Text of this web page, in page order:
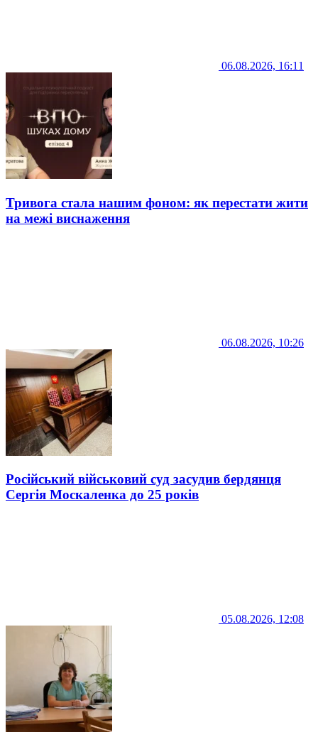
06.08.2026, 16:11
Тривога стала нашим фоном: як перестати жити
на межі виснаження
06.08.2026, 10:26
Російський військовий суд засудив бердянця
Сергія Москаленка до 25 років
05.08.2026, 12:08